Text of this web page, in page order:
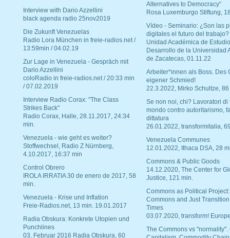
Interview with Dario Azzellini
black agenda radio 25nov2019
Die Zukunft Venezuelas
Radio Lora München in freie-radios.net /
13:59min / 04.02.19
Zur Lage in Venezuela - Gespräch mit
Dario Azzellini
coloRadio in freie-radios.net / 20:33 min
/ 07.02.2019
Interview Radio Corax: "The Class
Strikes Back"
Radio Corax, Halle, 28.11.2017, 24:34
min.
Venezuela - wie geht es weiter?
Stoffwechsel, Radio Z Nürnberg,
4.10.2017, 16:37 min
Control Obrero
IROLA IRRATIA 30 de enero de 2017, 58
min.
Venezuela - Krise und Inflation
Freie-Radios.net, 13 min. 19.01.2017
Radia Obskura: Konkrete Utopien und
Punchlines
03. Februar 2016 Radia Obskura, 60
Alternatives to Democracy“
Rosa Luxemburgo Stiftung,
Vídeo - Seminario: ¿Son las
digitales el futuro del trabajo?
Unidad Académica de
Desarrollo de la Universidad
de Zacatecas, 01.11.22
Arbeiter*innen als Boss. Des
eigener Schmied!
22.3.2022, Mirko Schultze, 86
Se non noi, chi? Lavoratori di
mondo contro autoritarismo,
dittatura
26.01.2022, transformitalia,
Venezuela Communes
12.01.2022, Ithaca DSA, 28
Commons & Public Goods
14.12.2020, The Center for
Justice, 121 min.
Commons as Political Project:
Commons and Just
Times
03.07.2020, transform!
The Commons vs "normality".